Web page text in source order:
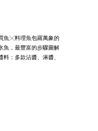
魚╳料理魚包羅萬象的
魚，最豐富的步驟圖解
：多款沾醬、淋醬、